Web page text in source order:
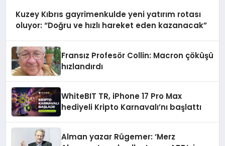
Kuzey Kıbrıs gayrimenkulde yeni yatırım rotası
oluyor: “Doğru ve hızlı hareket eden kazanacak”
Fransız Profesör Collin: Macron çöküşü
hızlandırdı
WhiteBIT TR, iPhone 17 Pro Max
hediyeli Kripto Karnavalı’nı başlattı
Alman yazar Rügemer: ‘Merz